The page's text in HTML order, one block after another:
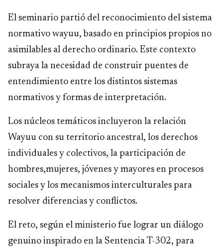
El seminario partió del reconocimiento del sistema
normativo wayuu, basado en principios propios no
asimilables al derecho ordinario. Este contexto
subraya la necesidad de construir puentes de
entendimiento entre los distintos sistemas
normativos y formas de interpretación.
Los núcleos temáticos incluyeron la relación
Wayuu con su territorio ancestral, los derechos
individuales y colectivos, la participación de
hombres,mujeres, jóvenes y mayores en procesos
sociales y los mecanismos interculturales para
resolver diferencias y conflictos.
El reto, según el ministerio fue lograr un diálogo
genuino inspirado en la Sentencia T-302, para